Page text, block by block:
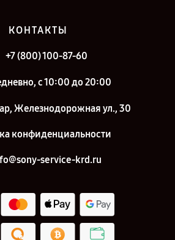
КОНТАКТЫ
+7 (800) 100-87-60
с 10:00 до 20:00
Железнодорожная ул., 30
конфиденциальности
service-krd.ru